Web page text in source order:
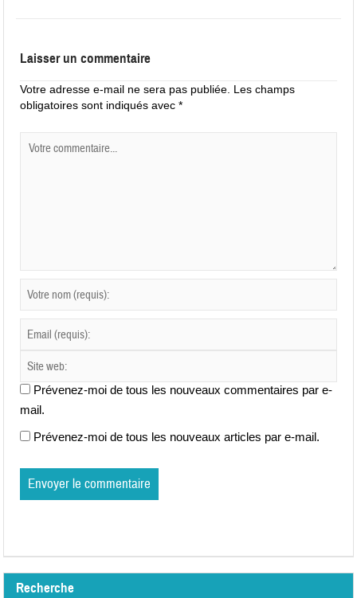
Laisser un commentaire
Votre adresse e-mail ne sera pas publiée. Les champs
obligatoires sont indiqués avec*
Prévenez-moi de tous les nouveaux commentaires par e-
mail.
Prévenez-moi de tous les nouveaux articles par e-mail.
Recherche